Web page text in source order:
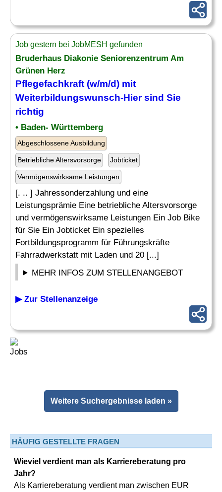
Job gestern bei JobMESH gefunden
Bruderhaus Diakonie Seniorenzentrum Am
Grünen Herz
Pflegefachkraft (w/m/d) mit
Weiterbildungswunsch-Hier sind Sie
richtig
• Baden- Württemberg
Abgeschlossene Ausbildung
Betriebliche Altersvorsorge Jobticket
Vermögenswirksame Leistungen
[. .. ] Jahressonderzahlung und eine
Leistungsprämie Eine betriebliche Altersvorsorge
und vermögenswirksame Leistungen Ein Job Bike
für Sie Ein Jobticket Ein spezielles
Fortbildungsprogramm für Führungskräfte
Fahrradwerkstatt mit Laden und 20 [...]
MEHR INFOS ZUM STELLENANGEBOT
▶ Zur Stellenanzeige
Weitere Suchergebnisse laden »
HÄUFIG GESTELLTE FRAGEN
Wieviel verdient man als Karriereberatung pro
Jahr?
Als Karriereberatung verdient man zwischen EUR